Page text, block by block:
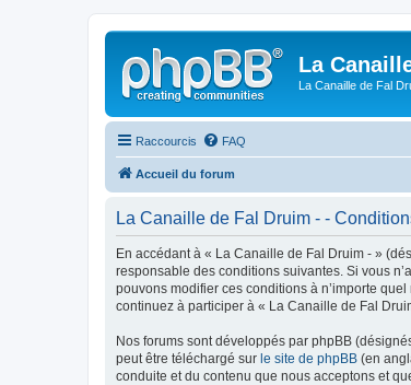
La
La Canaille de Fal
Raccourcis FAQ
Accueil du forum
La Canaille de Fal Druim - -
En accédant à « La Canaille de Fal Druim - »
responsable des conditions suivantes. Si vous
pouvons modifier ces conditions à n’importe
continuez à participer à « La Canaille de Fal
Nos forums sont développés par phpBB
peut être téléchargé sur le site de phpBB (en
conduite et du contenu que nous acceptons et